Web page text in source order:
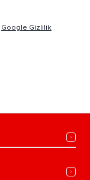
Google Gizlilik